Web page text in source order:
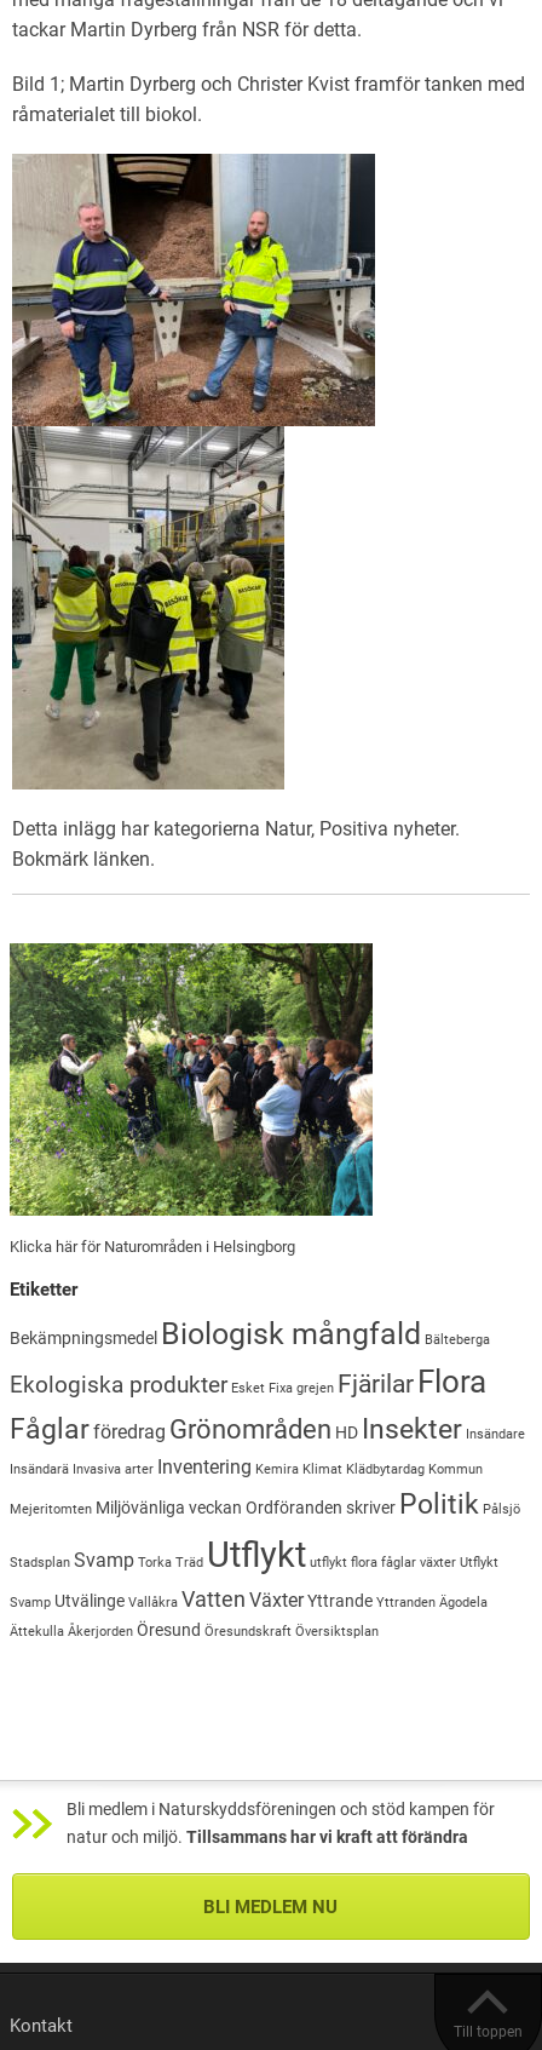
tackar Martin Dyrberg från NSR för detta.
Bild 1; Martin Dyrberg och Christer Kvist framför tanken med
råmaterialet till biokol.
Detta inlägg har kategorierna Natur, Positiva nyheter.
Bokmärk länken.
Klicka här för Naturområden i Helsingborg
Etiketter
Bekämpningsmedel Biologisk mångfald Bälteberga
Ekologiska produkter Esket Fixa grejen Fjärilar Flora
Fåglarföredrag Grönområden HD Insekter Insändare
Insändarä Invasiva arter Inventering Kemira Klimat Klädbytardag Kommun
Mejeritomten Miljövänliga veckan Ordföranden skriver Politik Pålsjö
Stadsplan Svamp Torka Träd Utflykt utflykt flora fåglar växter Utflykt
Svamp Utvälinge Vallåkra Vatten VäxterYttrande Yttranden Ägodela
Ättekulla Åkerjorden Öresund Öresundskraft Översiktsplan
Bli medlem i Naturskyddsföreningen och stöd kampen för
natur och miljö. Tillsammans har vi kraft att förändra
BLI MEDLEM NU
Till toppen
Kontakt